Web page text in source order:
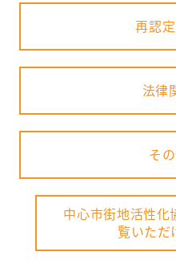
再認
法律
そ
中心市街地活性化
覧いただ